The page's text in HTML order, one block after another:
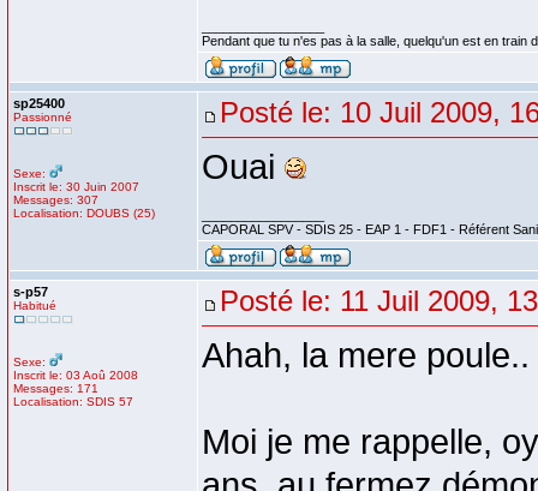
Pendant que tu n'es pas à la salle, quelqu'un est en train
sp25400
Passionné
Sexe:
Inscrit le: 30 Juin 2007
Messages: 307
Localisation: DOUBS (25)
Posté le: 10 Juil 2009,
Ouai
CAPORAL SPV - SDIS 25 - EAP 1 - FDF1 - Référent
s-p57
Habitué
Sexe:
Inscrit le: 03 Aoû 2008
Messages: 171
Localisation: SDIS 57
Posté le: 11 Juil 2009,
Ahah, la mere poule..
Moi je me rappelle,